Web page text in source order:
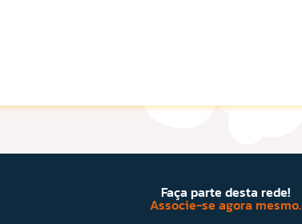
Faça parte desta rede!
Associe-se agora mesmo.